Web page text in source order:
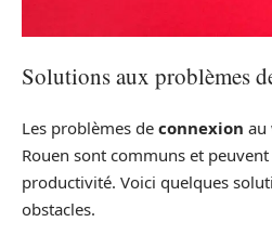
Solutions aux problèmes
Les problèmes de connexion au
Rouen sont communs et
productivité. Voici quelques
obstacles.